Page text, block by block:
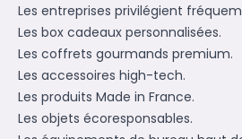
Les entreprises privilégient
Les box cadeaux personnalisées.
Les coffrets gourmands premium.
Les accessoires high-tech.
Les produits Made in France.
Les objets écoresponsables.